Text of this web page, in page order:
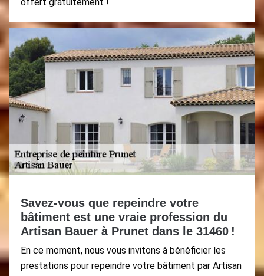
Savez-vous que repeindre votre
bâtiment est une vraie profession du
Artisan Bauer à Prunet dans le 31460 !
En ce moment, nous vous invitons à bénéficier les
prestations pour repeindre votre bâtiment par Artisan